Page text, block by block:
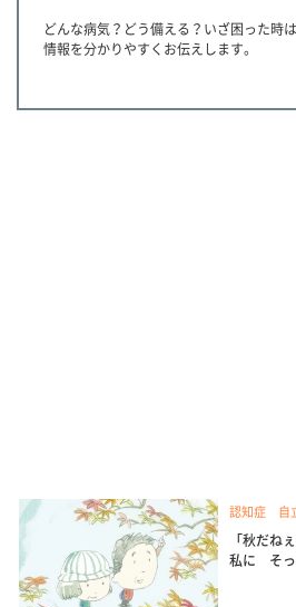
どんな病気？どう備える？いざ困った時
情報を分かりやすくお伝えします。
認知症 自
「秋だね
私に そっ